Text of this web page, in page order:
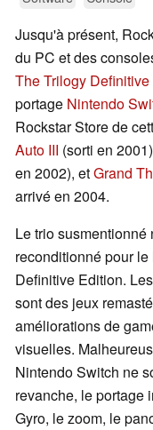
Jusqu'à présent,
du PC et des
The Trilogy
portage Nintendo
Rockstar Store de
Auto III (sorti en
en 2002), etGrand
arrivé en 2004.
Le trio
reconditionné pour
Definitive Edition.
sont des jeux
améliorations de
visuelles.
Nintendo Switch ne
revanche, le portage
Gyro, le zoom, le